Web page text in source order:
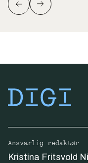
Ansvarlig redaktør
Kristina Fritsvold